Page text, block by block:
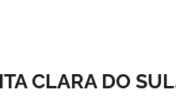
CLARA DO